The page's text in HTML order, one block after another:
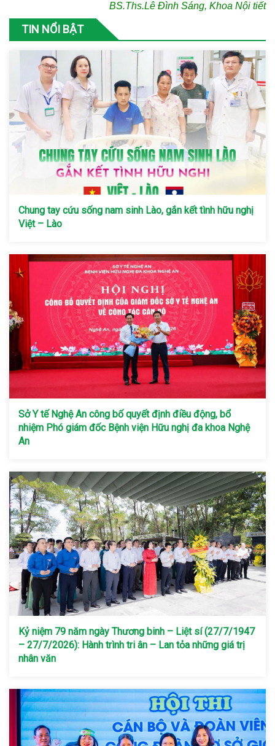
BS.Ths.Lê Đình Sáng, Khoa Nội tiết
TIN NỔI BẬT
Chung tay cứu sống nam sinh Lào, gắn kết tình hữu nghị
Việt – Lào
Sở Y tế Nghệ An công bố quyết định điều động, bổ
nhiệm Phó giám đốc Bệnh viện Hữu nghị đa khoa Nghệ
An
Kỷ niệm 79 năm ngày Thương binh – Liệt sí (27/7/1947
– 27/7/2026): Hành trình tri ân – Lan tỏa những giá trị
nhân văn